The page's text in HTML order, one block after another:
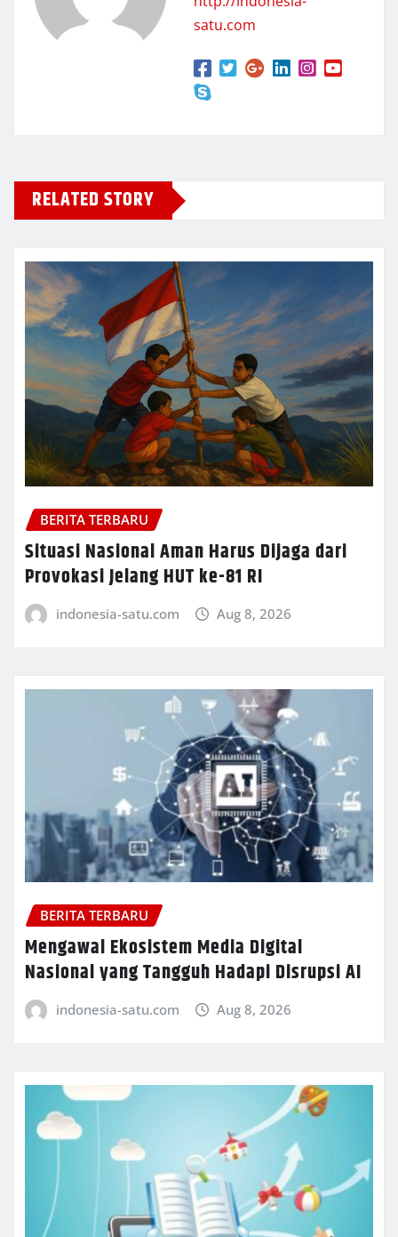
satu.com
RELATED STORY
BERITA TERBARU
Situasi Nasional Aman Harus Dijaga dari
Provokasi Jelang HUT ke-81 RI
indonesia-satu.com Aug 8, 2026
BERITA TERBARU
Mengawal Ekosistem Media Digital
Nasional yang Tangguh Hadapi Disrupsi AI
indonesia-satu.com Aug 8, 2026